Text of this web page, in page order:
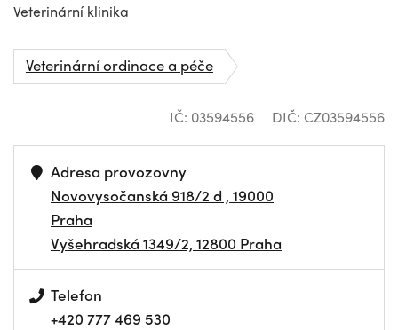
Veterinární klinika
Veterinární ordinace a péče
IČ: 03594556 DIČ: CZ03594556
Adresa provozovny
Novovysočanská 918/2 d , 19000
Praha
Vyšehradská 1349/2, 12800 Praha
Telefon
+420 777 469 530